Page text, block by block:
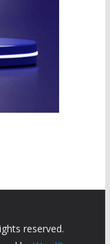
reserved.